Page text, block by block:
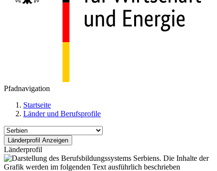
Pfadnavigation
Startseite
Länder und Berufsprofile
Länderprofil